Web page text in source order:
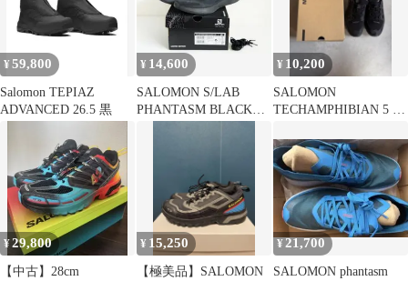
¥ 59,800
Salomon TEPIAZ
ADVANCED 26.5 黒
¥ 14,600
SALOMON S/LAB
PHANTASM BLACK
¥ 10,200
SALOMON
TECHAMPHIBIAN 5 ブ
¥29,800
【中古】28cm
¥ 15,250
【極美品】SALOMON
¥ 21,700
SALOMON phantasm